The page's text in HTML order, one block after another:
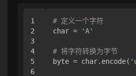
1
2
3
4
5
6
# 定义一个字符
char =
'A'
# 将字符转换为字节
byte = char.encode(